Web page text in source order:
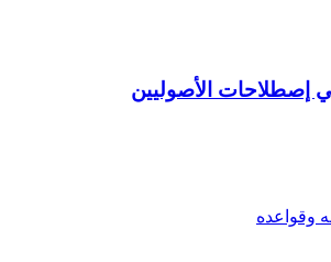
إصطلاحات الأصوليين